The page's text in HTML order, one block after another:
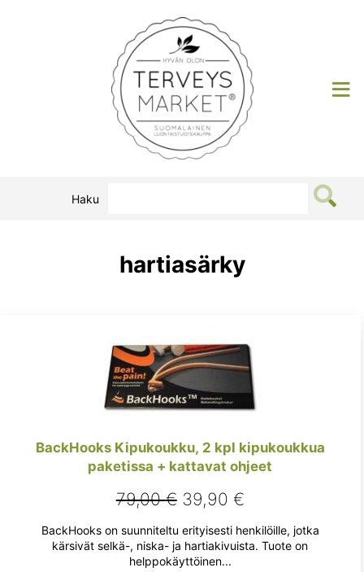
Terveysmarket
Haku
hartiasärky
BackHooks Kipukoukku, 2 kpl kipukoukkua
paketissa + kattavat ohjeet
79,00€ Alkuperäinen
hinta
oli:
39,90 €Nykyinen
hinta
on:
BackHooks on suunniteltu erityisesti henkilöille, jotka
kärsivät selkä-, niska- ja hartiakivuista. Tuote on
helppokäyttöinen...